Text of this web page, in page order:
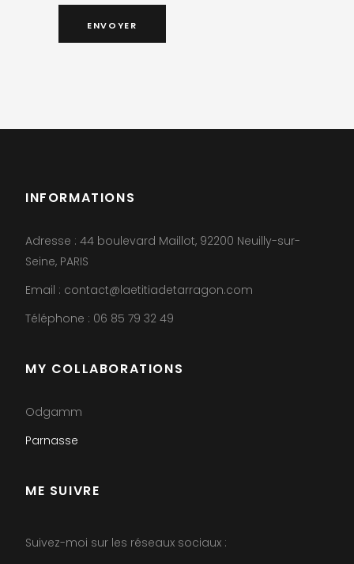
INFORMATIONS
Adresse : 44 boulevard Maillot, 92200 Neuilly-sur-
Seine, PARIS
Email : contact@laetitiadetarragon.com
Téléphone : 06 85 79 32 49
MY COLLABORATIONS
Odgamm
Parnasse
ME SUIVRE
Suivez-moi sur les réseaux sociaux :